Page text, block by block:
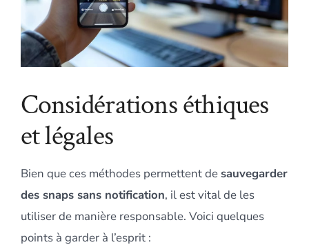
Considérations éthiques
et légales
Bien que ces méthodes permettent de sauvegarder
des snaps sans notification, il est vital de les
utiliser de manière responsable. Voici quelques
points à garder à l’esprit :